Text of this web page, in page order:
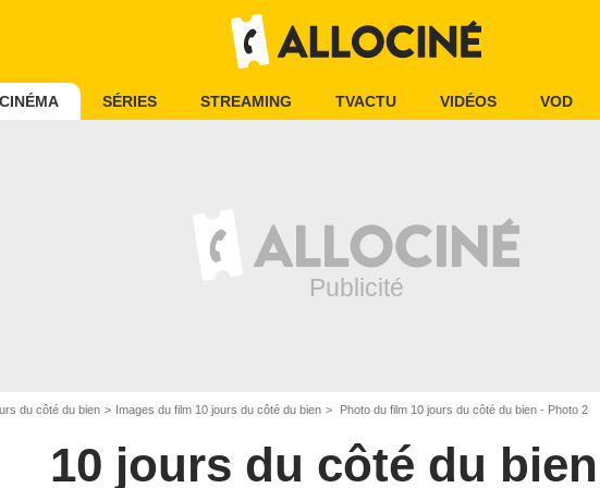
CINÉMA SÉRIES STREAMING TVACTU VIDÉOS VOD
du côté du bien Images du film 10 jours du côté du bien Photo du film 10 jours du côté du bien - Photo 2
10 jours du côté du bien